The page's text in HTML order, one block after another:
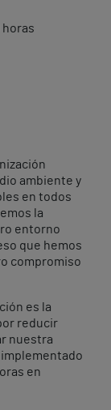
horas
ambiente y
en todos
la
entorno
que hemos
compromiso
es la
reducir
nuestra
en